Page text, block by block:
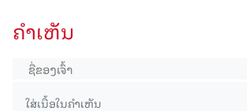
ຄໍາເຫັນ